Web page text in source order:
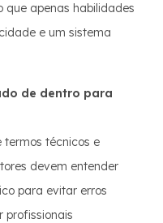
que apenas habilidades
e um sistema
de dentro para
termos técnicos e
devem entender
para evitar erros
profissionais